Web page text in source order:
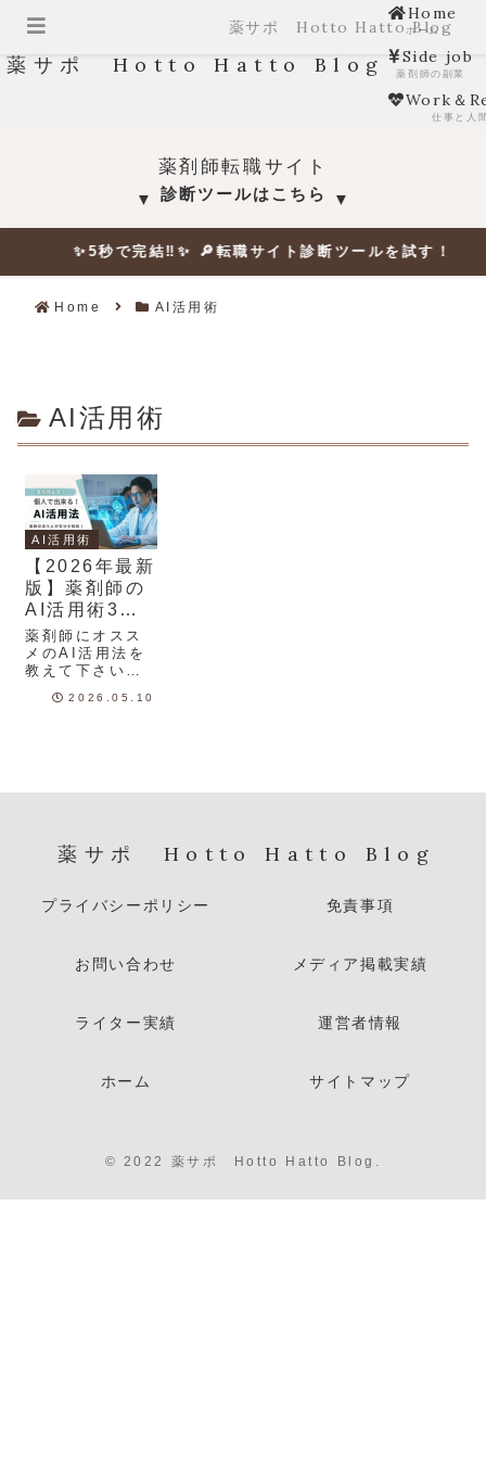
薬サポ Hotto Hatto Blog
Home
ホーム
Side job
薬剤師の副業
Work＆
仕事と人
薬剤師転職サイト
▼ 診断ツールはこちら ▼
✨5秒で完結‼✨ 🔎転職サイト診断ツールを試す！
Home AI活用術
AI活用術
AI活用術
【2026年最新
版】薬剤師の
AI活用術3
選！個人でで
きる業務効率
化＆学習法を
解説！
薬剤師にオスス
メのAI活用法を
教えて下さい！
活用法について
いませんか？最
ど、結局私たち
の業務にどう...
2026.05.10
薬サポ Hotto Hatto Blog
プライバシーポリシー 免責事項
お問い合わせ メディア掲載実績
ライター実績 運営者情報
ホーム サイトマップ
© 2022 薬サポ Hotto Hatto Blog.
薬サポ Hotto Hatto Blog